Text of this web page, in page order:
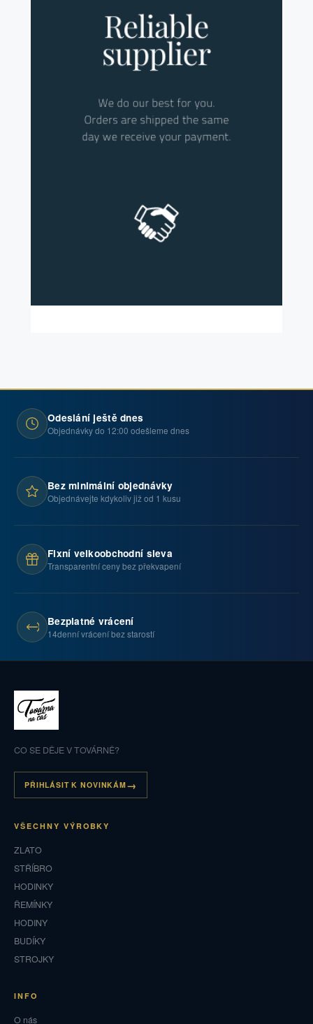
Odeslání ještě dnes
Objednávky do 12:00 odešleme dnes
Bez minimální objednávky
Objednávejte kdykoliv již od 1 kusu
Fixní velkoobchodní sleva
Transparentní ceny bez překvapení
Bezplatné vrácení
14denní vrácení bez starostí
CO SE DĚJE V TOVÁRNĚ?
PŘIHLÁSIT K NOVINKÁM
VŠECHNY VÝROBKY
ZLATO
STŘÍBRO
HODINKY
ŘEMÍNKY
HODINY
BUDÍKY
STROJKY
INFO
O nás